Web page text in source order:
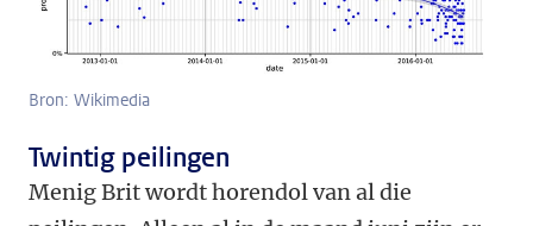
Bron: Wikimedia
Twintig peilingen
Menig Brit wordt horendol van al die